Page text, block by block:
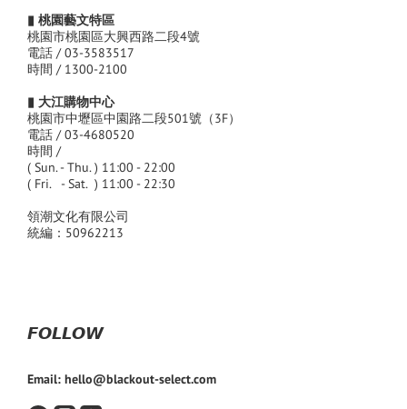
▮ 桃園藝文特區
桃園市桃園區大興西路二段4號
電話 / 03-3583517
時間 / 1300-2100
▮ 大江購物中心
桃園市中壢區中園路二段501號（3F）
電話 / 03-4680520
時間 /
( Sun. - Thu. ) 11:00 - 22:00
( Fri. - Sat. ) 11:00 - 22:30
領潮文化有限公司
統編：50962213
𝙁𝙊𝙇𝙇𝙊𝙒
Email: hello@blackout-select.com